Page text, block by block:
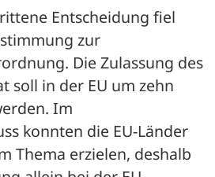
Entscheidung fiel
zur
Die Zulassung des
soll in der EU um zehn
Im
konnten die EU-Länder
Thema erzielen, deshalb